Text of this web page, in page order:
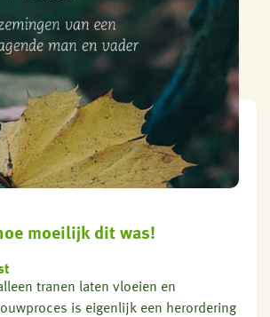
moeilijk dit was!
tranen laten vloeien en
is eigenlijk een herordering